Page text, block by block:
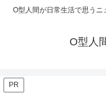
O型人間が日常生活で思うニ
O型人
PR